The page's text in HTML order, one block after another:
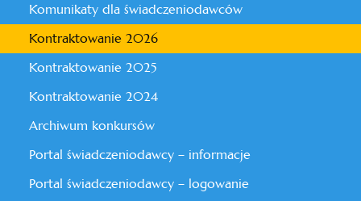
Komunikaty dla świadczeniodawców
Kontraktowanie 2026
Kontraktowanie 2025
Kontraktowanie 2024
Archiwum konkursów
Portal świadczeniodawcy – informacje
Portal świadczeniodawcy – logowanie